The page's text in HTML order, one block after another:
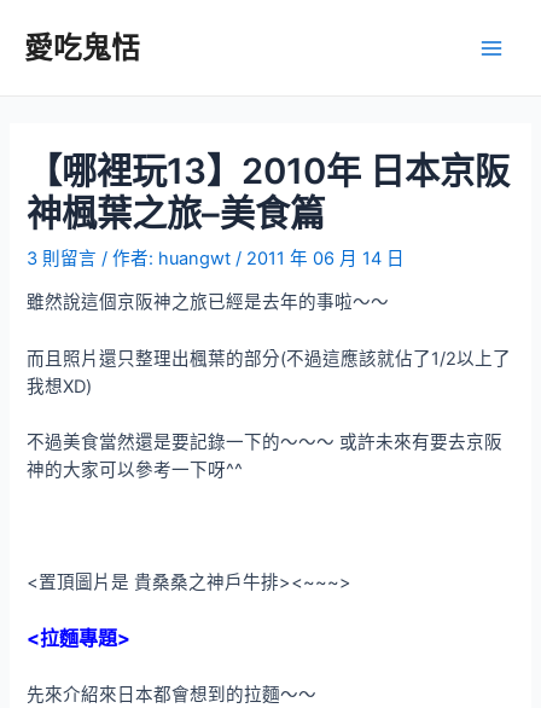
愛吃鬼恬
【哪裡玩13】2010年 日本京阪
神楓葉之旅–美食篇
3 則留言 / 作者: huangwt/ 2011 年 06 月 14 日
雖然說這個京阪神之旅已經是去年的事啦～～
而且照片還只整理出楓葉的部分(不過這應該就佔了1/2以上了
我想XD)
不過美食當然還是要記錄一下的～～～ 或許未來有要去京阪
神的大家可以參考一下呀^^
<置頂圖片是 貴桑桑之神戶牛排><~~~>
<拉麵專題>
先來介紹來日本都會想到的拉麵～～